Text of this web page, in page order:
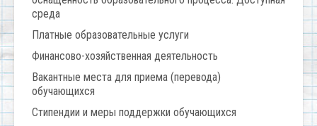
среда
Платные образовательные услуги
Финансово-хозяйственная деятельность
Вакантные места для приема (перевода)
обучающихся
Стипендии и меры поддержки обучающихся